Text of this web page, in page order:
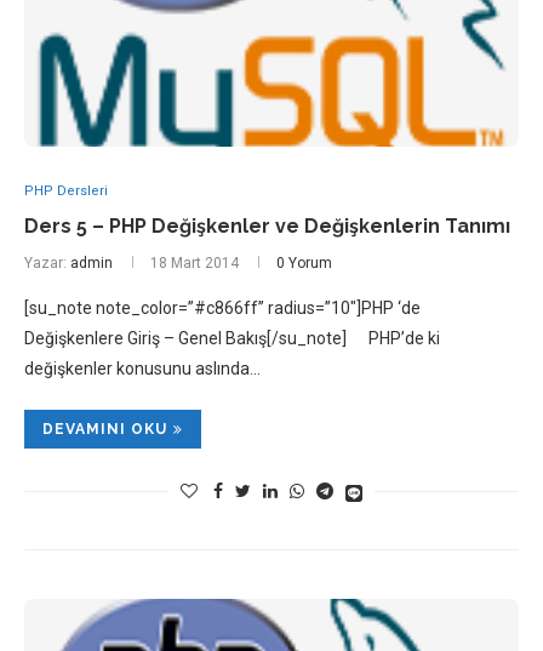
PHP Dersleri
Ders 5 – PHP Değişkenler ve Değişkenlerin Tanımı
Yazar: admin 18 Mart 2014 0 Yorum
[su_note note_color=”#c866ff” radius=”10″]PHP ‘de
Değişkenlere Giriş – Genel Bakış[/su_note] PHP’de ki
değişkenler konusunu aslında…
DEVAMINI OKU